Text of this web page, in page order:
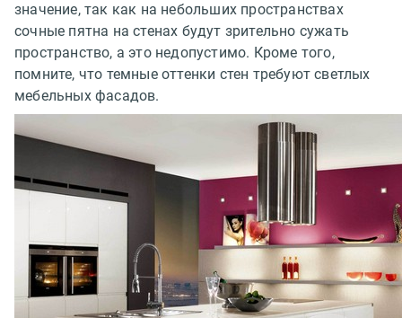
значение, так как на небольших пространствах
сочные пятна на стенах будут зрительно сужать
пространство, а это недопустимо. Кроме того,
помните, что темные оттенки стен требуют светлых
мебельных фасадов.